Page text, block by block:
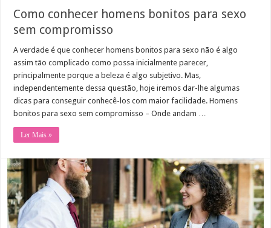
Como conhecer homens bonitos para sexo
sem compromisso
A verdade é que conhecer homens bonitos para sexo não é algo
assim tão complicado como possa inicialmente parecer,
principalmente porque a beleza é algo subjetivo. Mas,
independentemente dessa questão, hoje iremos dar-lhe algumas
dicas para conseguir conhecê-los com maior facilidade. Homens
bonitos para sexo sem compromisso – Onde andam …
Ler Mais »